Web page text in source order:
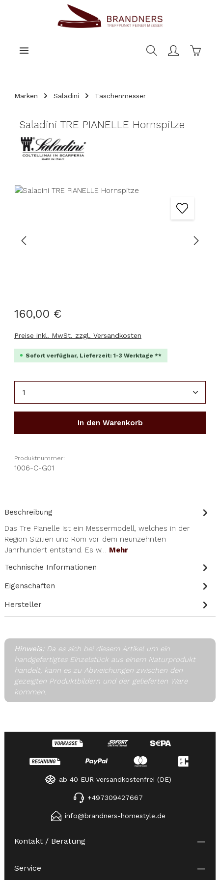
Marken Saladini Taschenmesser
Saladini TRE PIANELLE Hornspitze
Bildergalerie überspringen
160,00 €
Preise inkl. MwSt. zzgl. Versandkosten
Sofort verfügbar, Lieferzeit: 1-3 Werktage **
In den Warenkorb
Produktnummer:
1006-C-G01
Beschreibung
Das Tre Pianelle ist ein Messermodell, welches in der
Region Sizilien und Rom vor dem neunzehnten
Jahrhundert entstand. Es w… Mehr
Technische Informationen
Eigenschaften
Hersteller
Hinweis: Da es sich bei diesem Artikel um ein
handgefertigtes Einzelstück aus einem Naturprodukt
handelt, kann es zu Abweichungen zwischen den
gezeigten Produktbildern und der gelieferten Ware
kommen.
ab 40 EUR versandkostenfrei (DE)
+497309427667
info@brandners-homestyle.de
Kontakt / Beratung
Service